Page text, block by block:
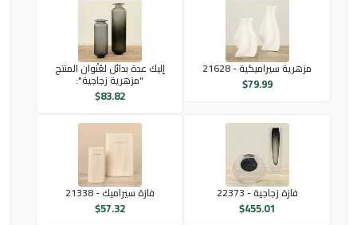
مزهرية سيراميكية - 21628
$79.99
إليك عدة بدائل لعُنْوان المنتج
"مزهرية زجاجية":
$83.82
فازة زجاجية - 22373
$455.01
فازة سيراميك - 21338
$57.32